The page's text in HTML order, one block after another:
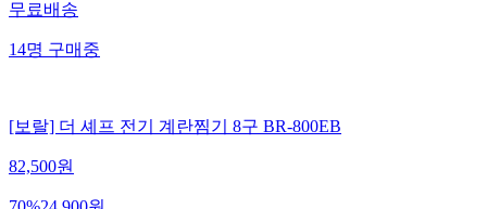
무료배송
14명 구매중
[보랄] 더 셰프 전기 계란찜기 8구 BR-800EB
82,500원